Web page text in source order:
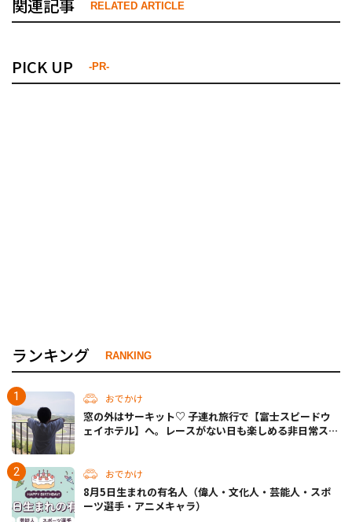
関連記事 RELATED ARTICLE
PICK UP -PR-
ランキング RANKING
おでかけ
窓の外はサーキット♡ 子連れ旅行で【富士スピードウ
ェイホテル】へ。レースがない日も楽しめる非日常ステ
おでかけ
8月5日生まれの有名人（偉人・文化人・芸能人・スポ
ーツ選手・アニメキャラ）